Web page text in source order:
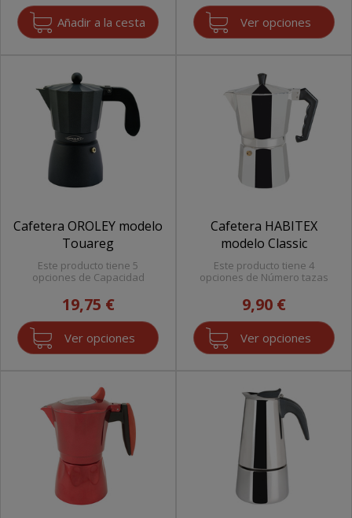
Ver opciones
Cafetera OROLEY modelo
Touareg
Este producto tiene 5
opciones de Capacidad
19,75 €
Ver opciones
Cafetera HABITEX
modelo Classic
Este producto tiene 4
opciones de Número tazas
9,90 €
Ver opciones